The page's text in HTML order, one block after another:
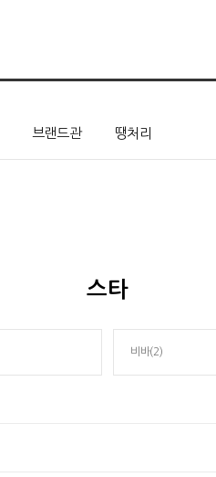
브랜드관 땡처리
스타
비바(2)